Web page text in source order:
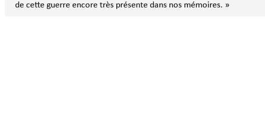
de cette guerre encore très présente dans nos mémoires. »